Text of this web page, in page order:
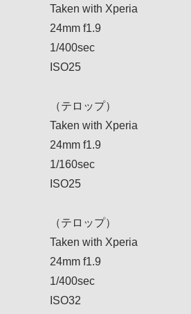
Taken with Xperia
24mm f1.9
1/400sec
ISO25
（テロップ）
Taken with Xperia
24mm f1.9
1/160sec
ISO25
（テロップ）
Taken with Xperia
24mm f1.9
1/400sec
ISO32